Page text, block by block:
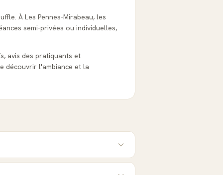
À Les Pennes-Mirabeau, les
semi-privées ou individuelles,
avis des pratiquants et
découvrir l'ambiance et la